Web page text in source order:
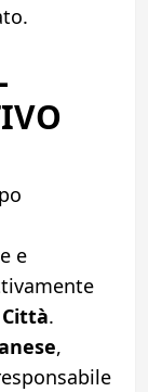
e
.
,